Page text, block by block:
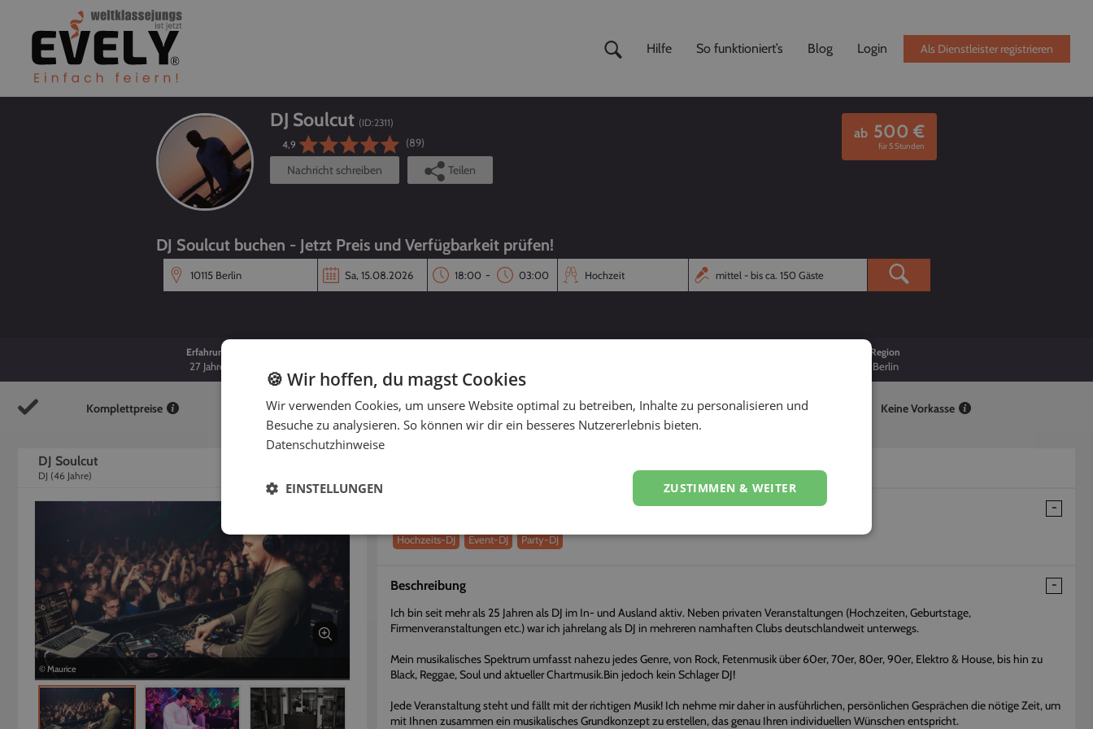
Hilfe So funktioniert’s Blog Login Als Dienstleister registrieren
DJ Soulcut (ID:2311)
4,9
(89)
Nachricht schreiben Teilen
ab 500 €
für 5 Stunden
DJ Soulcut buchen - Jetzt Preis und Verfügbarkeit prüfen!
-
Erfahrung
27 Jahre
Region
Berlin
Komplettpreise Sofort buchen Flexibel stornieren Keine Vorkasse
DJ Soulcut
DJ (46 Jahre)
© Maurice
Erhalte einen persönlichen Eindruck vom Dienstleister
Hochzeits-DJ Event-DJ Party-DJ
Beschreibung
Ich bin seit mehr als 25 Jahren als DJ im In- und Ausland aktiv. Neben privaten Veranstaltungen (Hochzeiten, Geburtstage,
Firmenveranstaltungen etc.) war ich jahrelang als DJ in mehreren namhaften Clubs deutschlandweit unterwegs.
Mein musikalisches Spektrum umfasst nahezu jedes Genre, von Rock, Fetenmusik über 60er, 70er, 80er, 90er, Elektro & House, bis hin zu
Black, Reggae, Soul und aktueller Chartmusik.Bin jedoch kein Schlager DJ!
Jede Veranstaltung steht und fällt mit der richtigen Musik! Ich nehme mir daher in ausführlichen, persönlichen Gesprächen die nötige Zeit, um
mit Ihnen zusammen ein musikalisches Grundkonzept zu erstellen, das genau Ihren individuellen Wünschen entspricht.
🍪 Wir hoffen, du magst Cookies
Wir verwenden Cookies, um unsere Website optimal zu betreiben, Inhalte zu personalisieren und
Besuche zu analysieren. So können wir dir ein besseres Nutzererlebnis bieten.
Datenschutzhinweise
ZUSTIMMEN & WEITER
EINSTELLUNGEN